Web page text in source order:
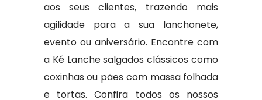
aos seus clientes, trazendo mais
agilidade para a sua lanchonete,
evento ou aniversário. Encontre com
a Ké Lanche salgados clássicos como
coxinhas ou pães com massa folhada
e tortas. Confira todos os nossos